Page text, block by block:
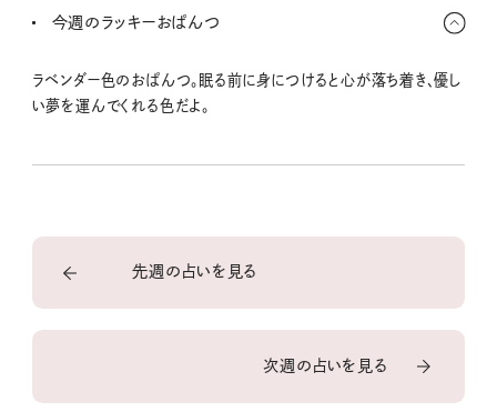
ゆっくりお風呂に浸かるのが◎。肌の調子が整って、翌朝の顔つきも
今週のラッキーおぱんつ
ラベンダー色のおぱんつ。眠る前に身につけると心が落ち着き、優し
い夢を運んでくれる色だよ。
先週の占いを見る
次週の占いを見る